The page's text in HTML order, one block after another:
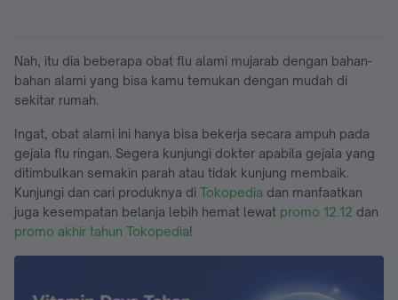
Nah, itu dia beberapa obat flu alami mujarab dengan bahan-
bahan alami yang bisa kamu temukan dengan mudah di
sekitar rumah.
Ingat, obat alami ini hanya bisa bekerja secara ampuh pada
gejala flu ringan. Segera kunjungi dokter apabila gejala yang
ditimbulkan semakin parah atau tidak kunjung membaik.
Kunjungi dan cari produknya di Tokopedia dan manfaatkan
juga kesempatan belanja lebih hemat lewat promo 12.12 dan
promo akhir tahun Tokopedia!